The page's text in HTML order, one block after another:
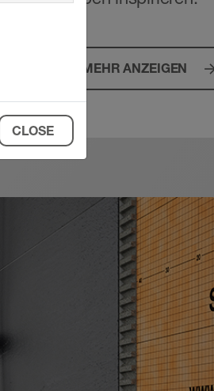
MEHR ANZEIGEN
CLOSE